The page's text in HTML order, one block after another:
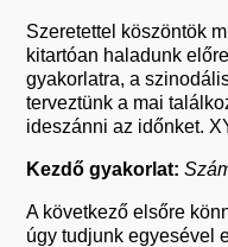
Szeretettel köszöntök
kitartóan haladunk
gyakorlatra, a
terveztünk a mai
ideszánni az időnket.
Kezdő gyakorlat:
A következő elsőre
úgy tudjunk egyesével